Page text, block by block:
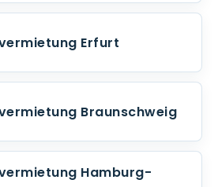
Erfurt
Braunschweig
Hamburg-